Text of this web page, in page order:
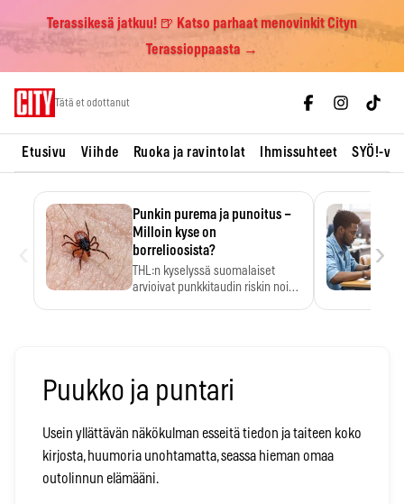
Terassikesä jatkuu! 🍺 Katso parhaat menovinkit Cityn
Terassioppaasta →
Tätä et odottanut
Etusivu Viihde Ruoka ja ravintolat Ihmissuhteet SYÖ!-
Punkin purema ja punoitus –
Milloin kyse on
borrelioosista?
THL:n kyselyssä suomalaiset
arvioivat punkkitaudin riskin noin
›
Puukko ja puntari
Usein yllättävän näkökulman esseitä tiedon ja taiteen koko
kirjosta, huumoria unohtamatta, seassa hieman omaa
outolinnun elämääni.